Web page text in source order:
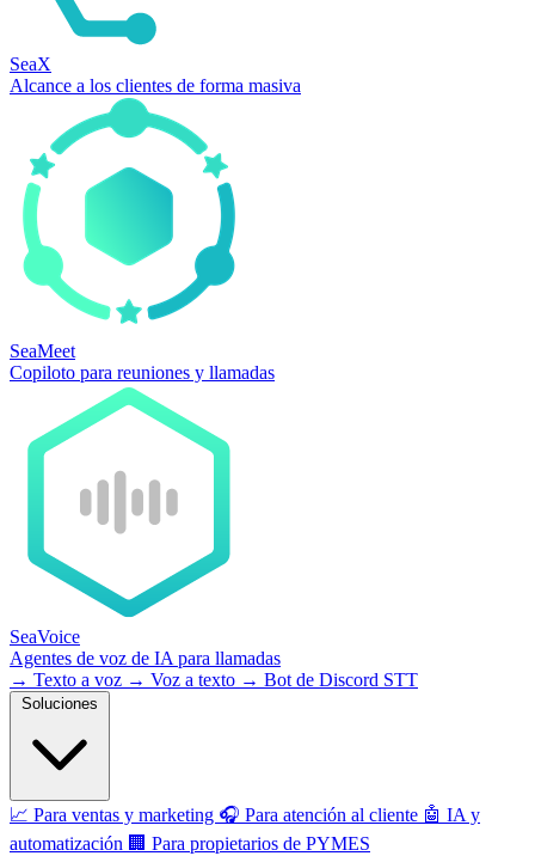
SeaX
Alcance a los clientes de forma masiva
SeaMeet
Copiloto para reuniones y llamadas
SeaVoice
Agentes de voz de IA para llamadas
→ Texto a voz → Voz a texto → Bot de Discord STT
📈 Para ventas y marketing 🎧 Para atención al cliente 🤖 IA y
automatización 🏢 Para propietarios de PYMES